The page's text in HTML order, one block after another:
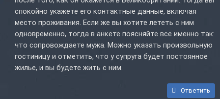
спокойно укажете его контактные данные, включая
место проживания. Если же вы хотите лететь с ним
одновременно, тогда в анкете поясняйте все именно так:
что сопровождаете мужа. Можно указать произвольную
гостиницу и отметить, что у супруга будет постоянное
жилье, и вы будете жить с ним.
Ответить